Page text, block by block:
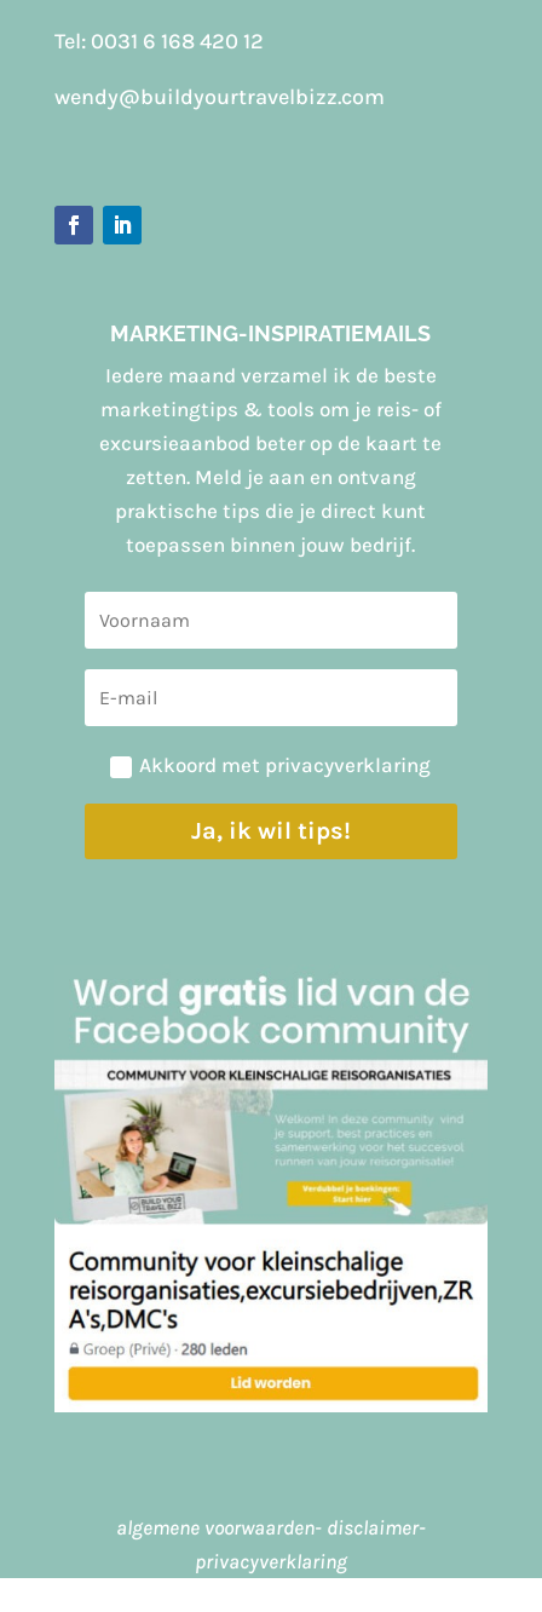
Tel: 0031 6 168 420 12
wendy@buildyourtravelbizz.com
MARKETING-INSPIRATIEMAILS
Iedere maand verzamel ik de beste
marketingtips & tools om je reis- of
excursieaanbod beter op de kaart te
zetten. Meld je aan en ontvang
praktische tips die je direct kunt
toepassen binnen jouw bedrijf.
Akkoord met privacyverklaring
Ja, ik wil tips!
algemene voorwaarden-disclaimer-
privacyverklaring